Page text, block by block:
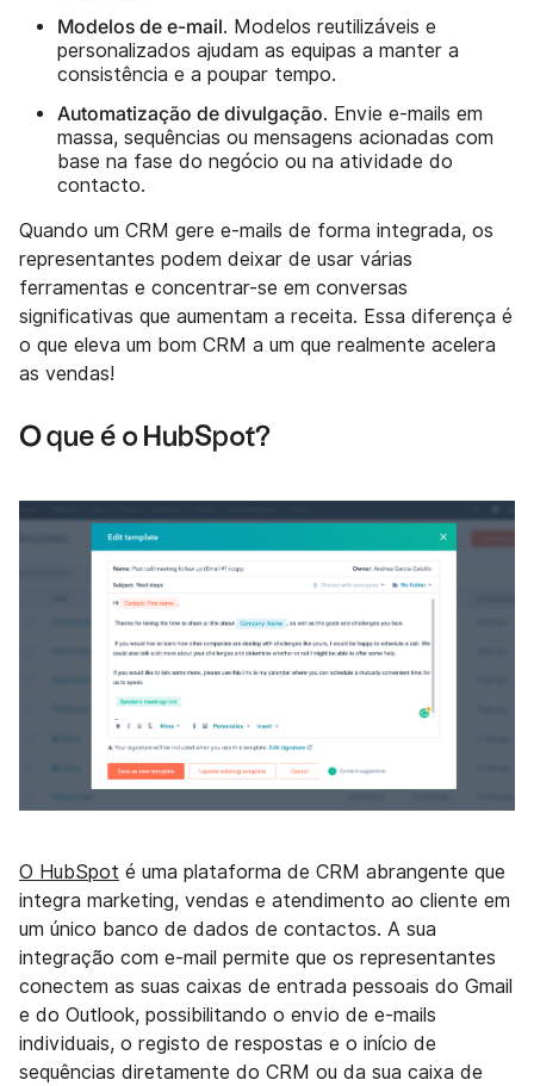
Modelos de e-mail. Modelos reutilizáveis e
personalizados ajudam as equipas a manter a
consistência e a poupar tempo.
Automatização de divulgação. Envie e-mails em
massa, sequências ou mensagens acionadas com
base na fase do negócio ou na atividade do
contacto.
Quando um CRM gere e-mails de forma integrada, os
representantes podem deixar de usar várias
ferramentas e concentrar-se em conversas
significativas que aumentam a receita. Essa diferença é
o que eleva um bom CRM a um que realmente acelera
as vendas!
O que é o HubSpot?
O HubSpot é uma plataforma de CRM abrangente que
integra marketing, vendas e atendimento ao cliente em
um único banco de dados de contactos. A sua
integração com e-mail permite que os representantes
conectem as suas caixas de entrada pessoais do Gmail
e do Outlook, possibilitando o envio de e-mails
individuais, o registo de respostas e o início de
sequências diretamente do CRM ou da sua caixa de